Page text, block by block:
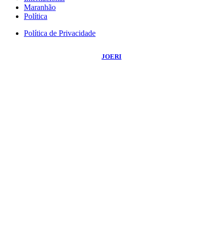
Maranhão
Política
Política de Privacidade
JOERI